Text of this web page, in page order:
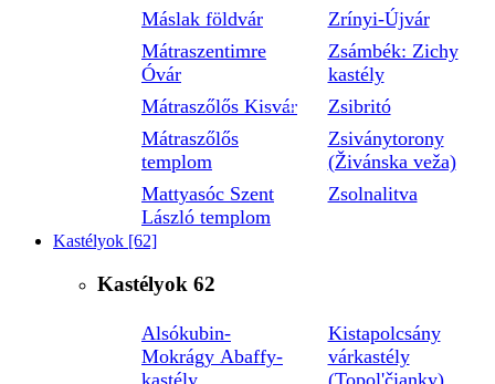
Máslak földvár
Mátraszentimre
Óvár
Mátraszőlős Kisvár
Mátraszőlős
templom
Mattyasóc Szent
László templom
Zrínyi-Újvár
Zsámbék: Zichy
kastély
Zsibritó
Zsiványtorony
(Živánska veža)
Zsolnalitva
Kastélyok [62]
Kastélyok 62
Alsókubin-
Mokrágy Abaffy-
kastély
Kistapolcsány
várkastély
(Topol'čianky)